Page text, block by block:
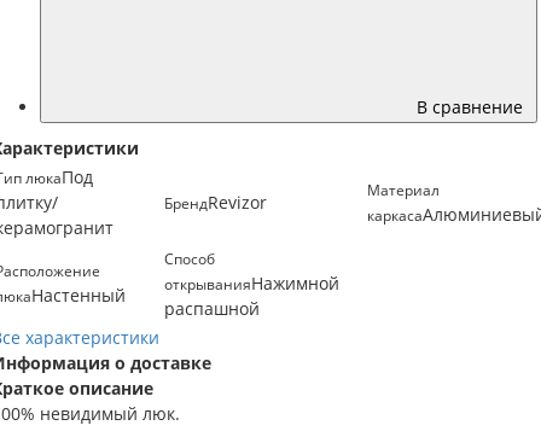
В сравнение
люкаПод
БрендRevizor
Материал
каркаса
Настенный
Способ
открыванияНажимной
распашной
характеристики
о доставке
описание
невидимый люк.